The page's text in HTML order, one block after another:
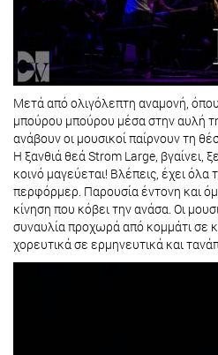
Μετά από ολιγόλεπτη αναμονή,
μπούρου μπούρου μέσα στην αυλή
ανάβουν οι μουσικοί παίρνουν τη
Η ξανθιά θεά Strom Large, βγαίνει,
κοινό μαγεύεται! Βλέπεις, έχει όλα
περφόρμερ. Παρουσία έντονη και
κίνηση που κόβει την ανάσα. Οι
συναυλία προχωρά από κομμάτι σε
χορευτικά σε ερμηνευτικά και